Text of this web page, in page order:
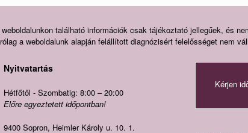
található információk csak tájékoztató jellegűek, és
a weboldalunk alapján felállított diagnózisért felelősséget nem
Nyitvatartás
Hétfőtől - Szombatig: 8:00 – 20:00
Előre egyeztetett időpontban!
9400 Sopron, Heimler Károly u. 10. 1.
Kérjen